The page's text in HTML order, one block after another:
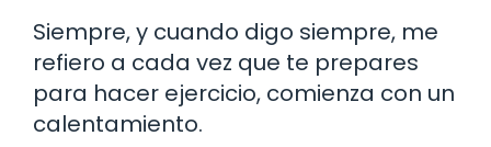
Siempre, y cuando digo siempre, me
refiero a cada vez que te prepares
para hacer ejercicio, comienza con un
calentamiento.